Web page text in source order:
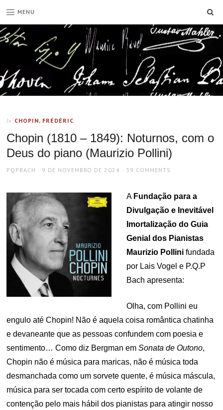
MENU
In CHOPIN, FRÉDÉRIC
Chopin (1810 – 1849): Noturnos, com o
Deus do piano (Maurizio Pollini)
AUTHOR
PQPBACH
POSTED
9 DE NOVEMBRO DE 2024 39 COMMENTS
A Fundação para a
Divulgação e Inevitável
Imortalização do Guia
Genial dos Pianistas
Maurizio Pollini fundada
por Lais Vogel e P.Q.P
Bach apresenta:
Olha, com Pollini eu
engulo até Chopin! Não é aquela coisa romântica chatinha
e devaneante que as pessoas confundem com poesia e
sentimento… Como diz Bergman emSonata de Outono,
Chopin não é música para maricas, não é música toda
desmanchada como um sorvete quente, é música máscula,
música para ser tocada com certo espírito de volante de
contenção pelo mais hábil dos pianistas para atingir nosso